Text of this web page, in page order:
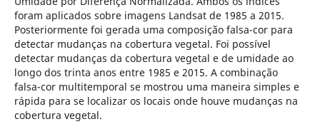
foram aplicados sobre imagens Landsat de 1985 a 2015.
Posteriormente foi gerada uma composição falsa-cor para
detectar mudanças na cobertura vegetal. Foi possível
detectar mudanças da cobertura vegetal e de umidade ao
longo dos trinta anos entre 1985 e 2015. A combinação
falsa-cor multitemporal se mostrou uma maneira simples e
rápida para se localizar os locais onde houve mudanças na
cobertura vegetal.